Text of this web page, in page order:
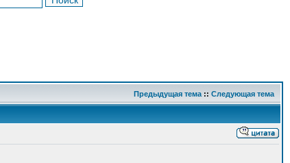
Предыдущая тема :: Следующая тема